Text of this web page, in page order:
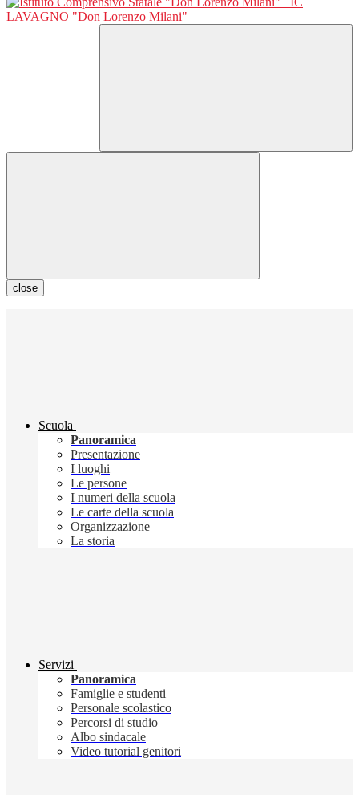
LAVAGNO "Don Lorenzo Milani"
close
Scuola
Panoramica
Presentazione
I luoghi
Le persone
I numeri della scuola
Le carte della scuola
Organizzazione
La storia
Servizi
Panoramica
Famiglie e studenti
Personale scolastico
Percorsi di studio
Albo sindacale
Video tutorial genitori